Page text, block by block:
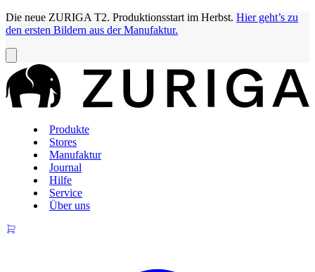
Die neue ZURIGA T2. Produktionsstart im Herbst. Hier geht’s zu
den ersten Bildern aus der Manufaktur.
Produkte
Stores
Manufaktur
Journal
Hilfe
Service
Über uns